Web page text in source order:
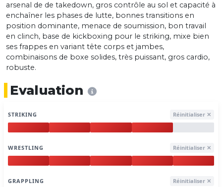
arsenal de de takedown, gros contrôle au sol et capacité à
enchaîner les phases de lutte, bonnes transitions en
position dominante, menace de soumission, bon travail
en clinch, base de kickboxing pour le striking, mixe bien
ses frappes en variant tête corps et jambes,
combinaisons de boxe solides, très puissant, gros cardio,
robuste.
Evaluation
STRIKING Réinitialiser ✕
WRESTLING Réinitialiser ✕
GRAPPLING Réinitialiser ✕